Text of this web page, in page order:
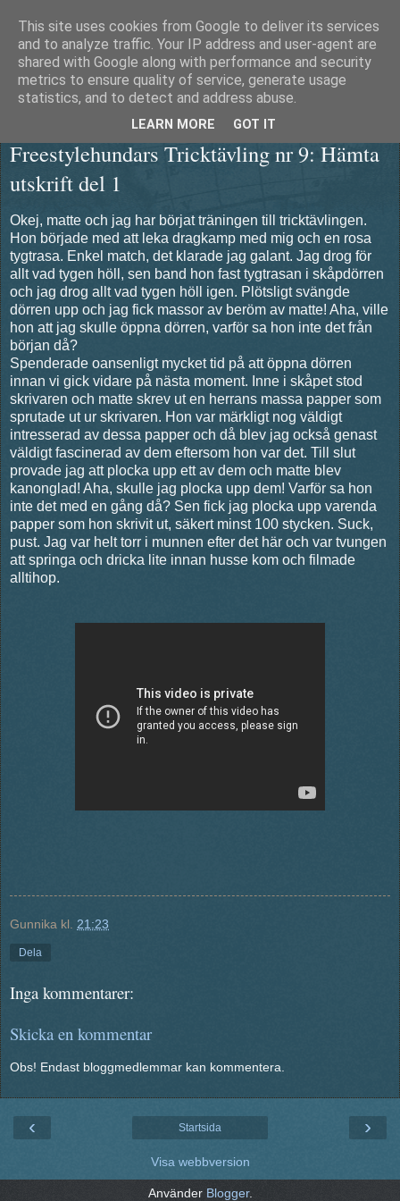
Äventyrshunden Diesel
Freestylehundars Tricktävling nr 9: Hämta
utskrift del 1
Okej, matte och jag har börjat träningen till tricktävlingen.
Hon började med att leka dragkamp med mig och en rosa
tygtrasa. Enkel match, det klarade jag galant. Jag drog för
allt vad tygen höll, sen band hon fast tygtrasan i skåpdörren
och jag drog allt vad tygen höll igen. Plötsligt svängde
dörren upp och jag fick massor av beröm av matte! Aha, ville
hon att jag skulle öppna dörren, varför sa hon inte det från
början då?
Spenderade oansenligt mycket tid på att öppna dörren
innan vi gick vidare på nästa moment. Inne i skåpet stod
skrivaren och matte skrev ut en herrans massa papper som
sprutade ut ur skrivaren. Hon var märkligt nog väldigt
intresserad av dessa papper och då blev jag också genast
väldigt fascinerad av dem eftersom hon var det. Till slut
provade jag att plocka upp ett av dem och matte blev
kanonglad! Aha, skulle jag plocka upp dem! Varför sa hon
inte det med en gång då? Sen fick jag plocka upp varenda
papper som hon skrivit ut, säkert minst 100 stycken. Suck,
pust. Jag var helt torr i munnen efter det här och var tvungen
att springa och dricka lite innan husse kom och filmade
alltihop.
Gunnika kl. 21:23
Dela
Inga kommentarer:
Skicka en kommentar
Obs! Endast bloggmedlemmar kan kommentera.
‹ ›
Startsida
Visa webbversion
Använder Blogger.
This site uses cookies from Google to deliver its services
and to analyze traffic. Your IP address and user-agent are
shared with Google along with performance and security
metrics to ensure quality of service, generate usage
statistics, and to detect and address abuse.
LEARN MORE GOT IT